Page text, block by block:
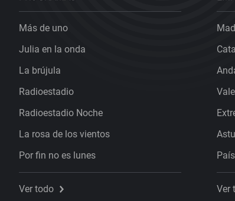
Más de uno
Julia en la onda
La brújula
Radioestadio
Radioestadio Noche
La rosa de los vientos
Por fin no es lunes
Ver todo Ver